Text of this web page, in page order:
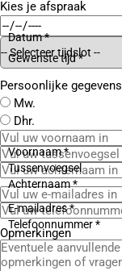
Kies je afspraak
Datum *
Gewenste tijd *
Persoonlijke gegevens
Mw.
Dhr.
Voornaam *
Tussenvoegsel
Achternaam *
E-mailadres *
Telefoonnummer *
Opmerkingen